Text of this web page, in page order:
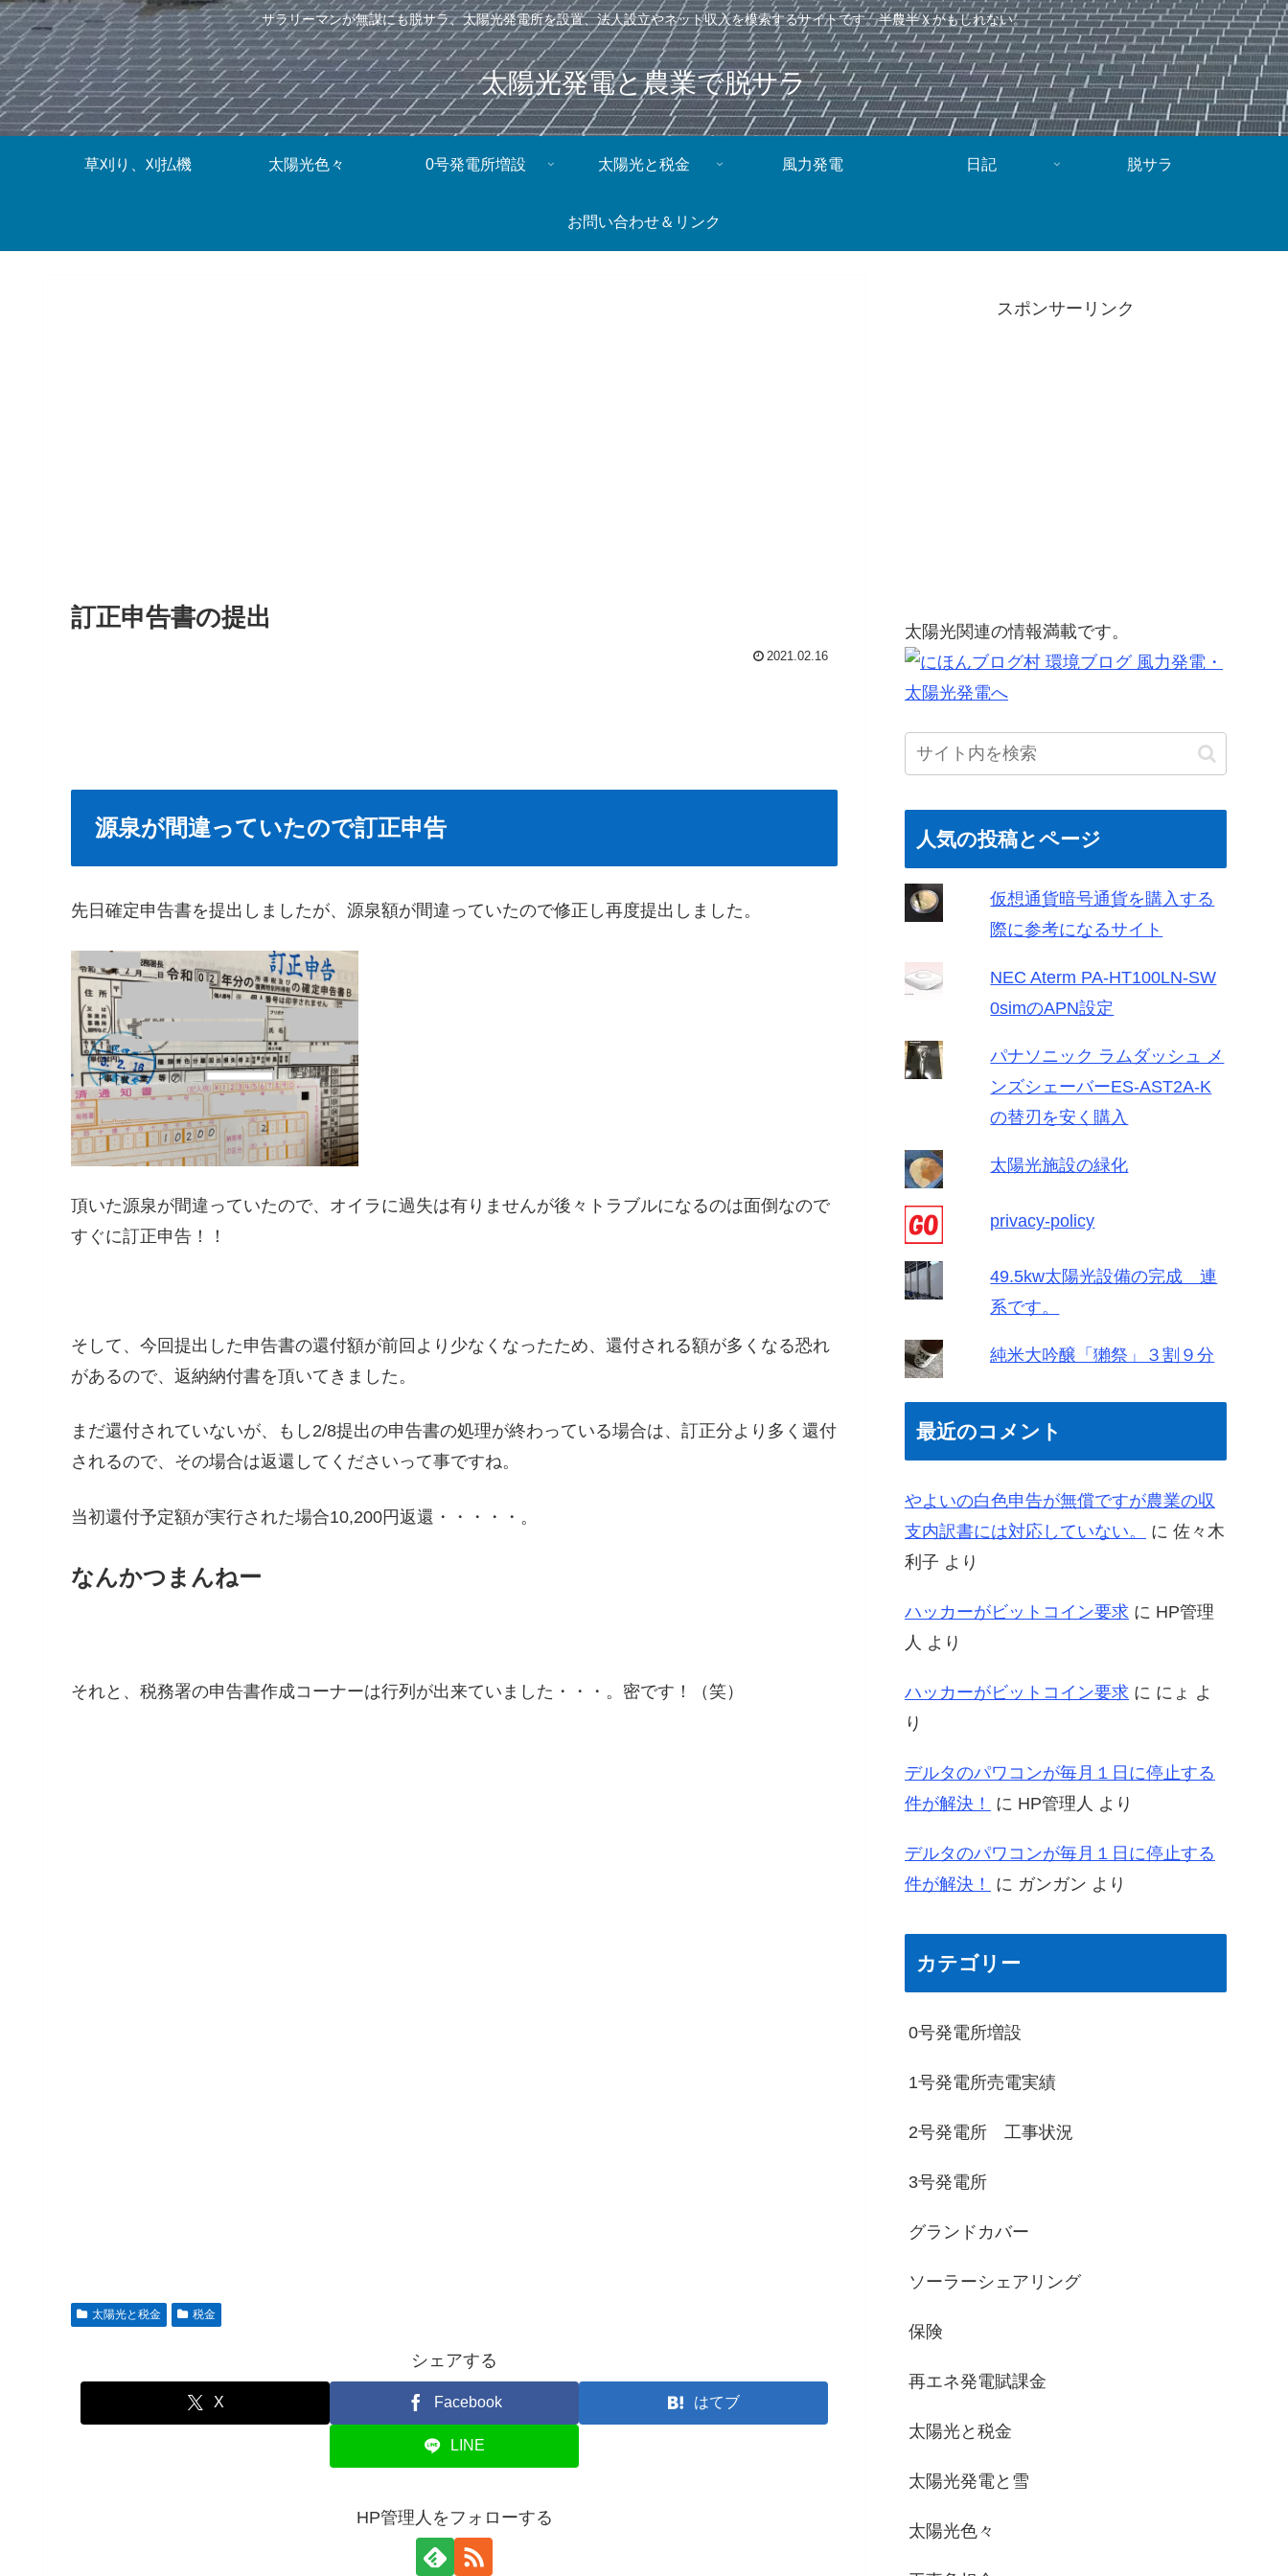
サラリーマンが無謀にも脱サラ、太陽光発電所を設置、法人設立やネット収入を模索するサイトです。半農半Ｘかもしれない。
太陽光発電と農業で脱サラ
草刈り、刈払機 太陽光色々 0号発電所増設 太陽光と税金 風力発電 日記 脱サラ
お問い合わせ＆リンク
訂正申告書の提出
2021.02.16
源泉が間違っていたので訂正申告
先日確定申告書を提出しましたが、源泉額が間違っていたので修正し再度提出しました。
頂いた源泉が間違っていたので、オイラに過失は有りませんが後々トラブルになるのは面倒なので
すぐに訂正申告！！
そして、今回提出した申告書の還付額が前回より少なくなったため、還付される額が多くなる恐れ
があるので、返納納付書を頂いてきました。
まだ還付されていないが、もし2/8提出の申告書の処理が終わっている場合は、訂正分より多く還付
されるので、その場合は返還してくださいって事ですね。
当初還付予定額が実行された場合10,200円返還・・・・・。
なんかつまんねー
それと、税務署の申告書作成コーナーは行列が出来ていました・・・。密です！（笑）
太陽光と税金 税金
シェアする
X Facebook はてブ
LINE
HP管理人をフォローする
スポンサーリンク
太陽光関連の情報満載です。
人気の投稿とページ
仮想通貨暗号通貨を購入する
際に参考になるサイト
NEC Aterm PA-HT100LN-SW
0simのAPN設定
パナソニック ラムダッシュ メ
ンズシェーバーES-AST2A-K
の替刃を安く購入
太陽光施設の緑化
privacy-policy
49.5kw太陽光設備の完成 連
系です。
純米大吟醸「獺祭」３割９分
最近のコメント
やよいの白色申告が無償ですが農業の収
支内訳書には対応していない。
に 佐々木
利子 より
ハッカーがビットコイン要求 に HP管理
人 より
ハッカーがビットコイン要求 に にょ よ
り
デルタのパワコンが毎月１日に停止する
件が解決！
に HP管理人 より
デルタのパワコンが毎月１日に停止する
件が解決！
に ガンガン より
カテゴリー
0号発電所増設
1号発電所売電実績
2号発電所 工事状況
3号発電所
グランドカバー
ソーラーシェアリング
保険
再エネ発電賦課金
太陽光と税金
太陽光発電と雪
太陽光色々